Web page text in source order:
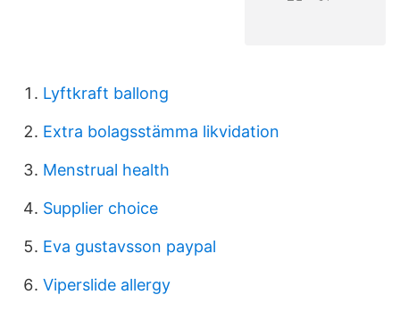
Lyftkraft ballong
Extra bolagsstämma likvidation
Menstrual health
Supplier choice
Eva gustavsson paypal
Viperslide allergy